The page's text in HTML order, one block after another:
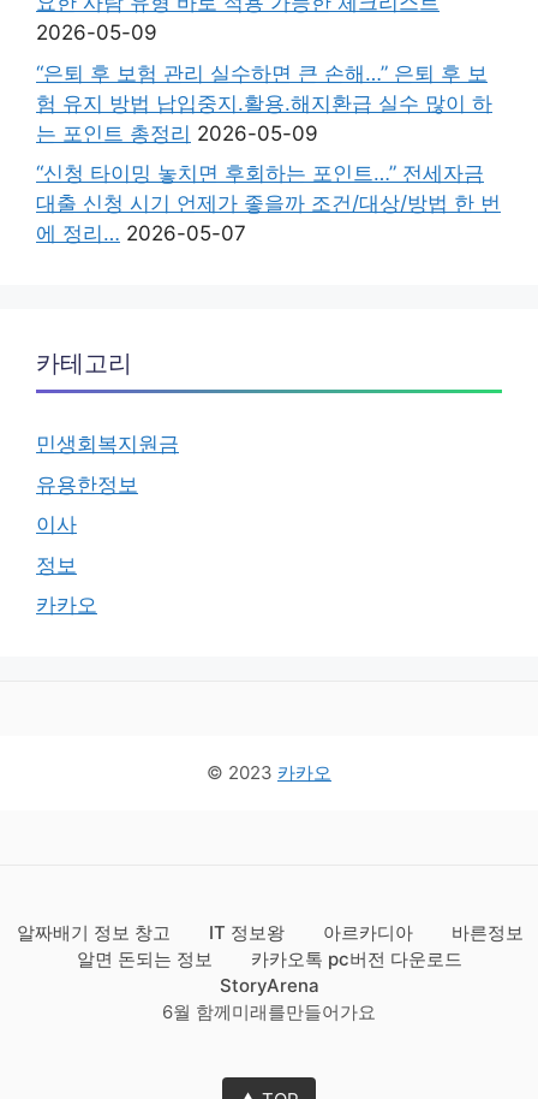
2026-05-09
“은퇴 후 보험 관리 실수하면 큰 손해…” 은퇴 후 보
험 유지 방법 납입중지.활용.해지환급 실수 많이 하
는 포인트 총정리 2026-05-09
“신청 타이밍 놓치면 후회하는 포인트…” 전세자금
대출 신청 시기 언제가 좋을까 조건/대상/방법 한 번
에 정리… 2026-05-07
카테고리
민생회복지원금
유용한정보
이사
정보
카카오
© 2023 카카오
알짜배기 정보 창고 IT 정보왕 아르카디아
바른정보
알면 돈되는 정보
카카오톡 pc버전 다운로드
StoryArena
6월 함께미래를만들어가요